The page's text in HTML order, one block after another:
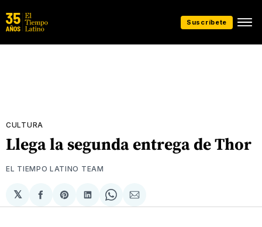
Suscríbete
CULTURA
Llega la segunda entrega de Thor
EL TIEMPO LATINO TEAM
𝕏
Compartir
en
Share
on
Compartir
en
Share
on
Compartir
via